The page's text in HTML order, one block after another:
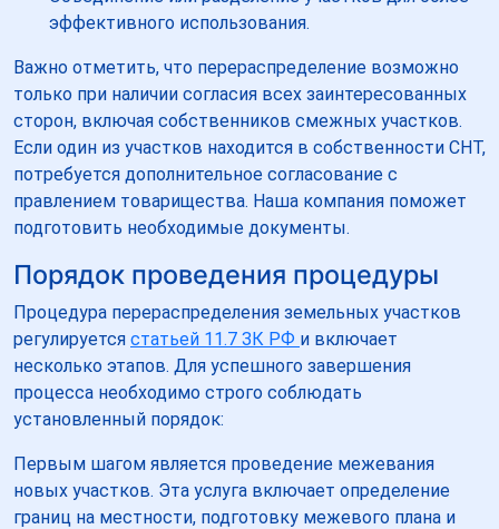
эффективного использования.
Важно отметить, что перераспределение возможно
только при наличии согласия всех заинтересованных
сторон, включая собственников смежных участков.
Если один из участков находится в собственности СНТ,
потребуется дополнительное согласование с
правлением товарищества. Наша компания поможет
подготовить необходимые документы.
Порядок проведения процедуры
Процедура перераспределения земельных участков
регулируется статьей 11.7 ЗК РФ и включает
несколько этапов. Для успешного завершения
процесса необходимо строго соблюдать
установленный порядок:
Первым шагом является проведение межевания
новых участков. Эта услуга включает определение
границ на местности, подготовку межевого плана и